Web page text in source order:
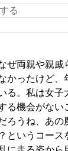
ぜ両親や親戚
かったけど、
る。私は女子
る機会がない
ろうね、あの
というコー